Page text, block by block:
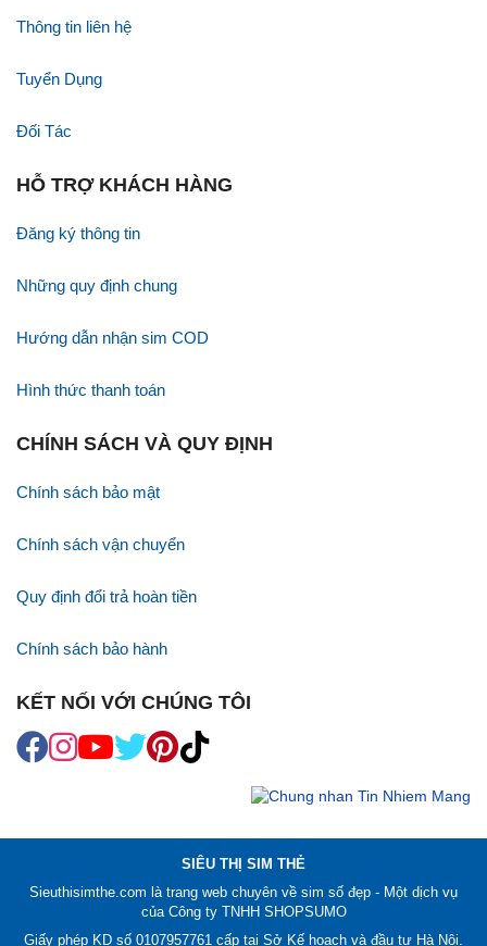
Tuyển Dụng
Hướng dẫn nhận sim COD